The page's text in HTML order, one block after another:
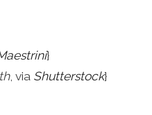
}
, via Shutterstock}